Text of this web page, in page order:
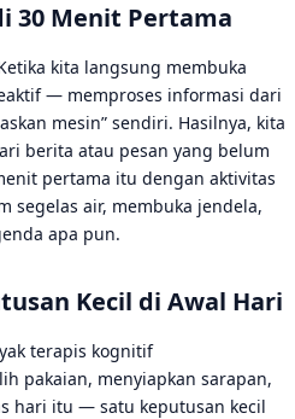
30 Menit Pertama
kita langsung membuka
— memproses informasi dari
mesin” sendiri. Hasilnya, kita
berita atau pesan yang belum
pertama itu dengan aktivitas
segelas air, membuka jendela,
apa pun.
Kecil di Awal Hari
terapis kognitif
pakaian, menyiapkan sarapan,
hari itu — satu keputusan kecil